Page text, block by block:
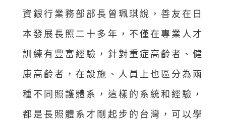
資銀行業務部部長曾珮琪說，善友在日
本發展長照二十多年，不僅在專業人才
訓練有豐富經驗，針對重症高齡者、健
康高齡者，在設施、人員上也區分為兩
種不同照護體系，這樣的系統和經驗，
都是長照體系才剛起步的台灣，可以學